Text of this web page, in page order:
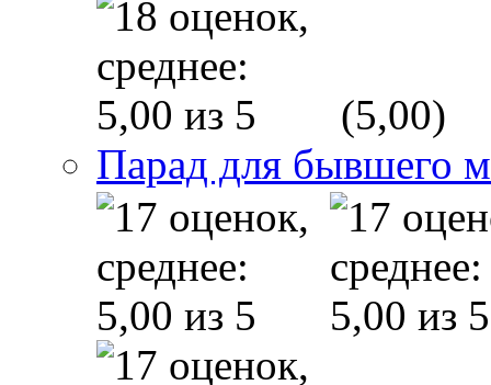
(5,00)
Парад для бывшего